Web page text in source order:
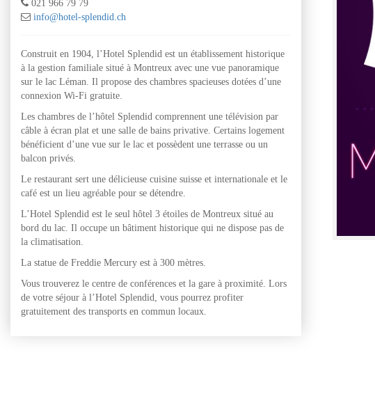
021 966 79 79
info@hotel-splendid.ch
Construit en 1904, l’Hotel Splendid est un établissement historique
à la gestion familiale situé à Montreux avec une vue panoramique
sur le lac Léman. Il propose des chambres spacieuses dotées d’une
connexion Wi-Fi gratuite.
Les chambres de l’hôtel Splendid comprennent une télévision par
câble à écran plat et une salle de bains privative. Certains logement
bénéficient d’une vue sur le lac et possèdent une terrasse ou un
balcon privés.
Le restaurant sert une délicieuse cuisine suisse et internationale et le
café est un lieu agréable pour se détendre.
L’Hotel Splendid est le seul hôtel 3 étoiles de Montreux situé au
bord du lac. Il occupe un bâtiment historique qui ne dispose pas de
la climatisation.
La statue de Freddie Mercury est à 300 mètres.
Vous trouverez le centre de conférences et la gare à proximité. Lors
de votre séjour à l’Hotel Splendid, vous pourrez profiter
gratuitement des transports en commun locaux.